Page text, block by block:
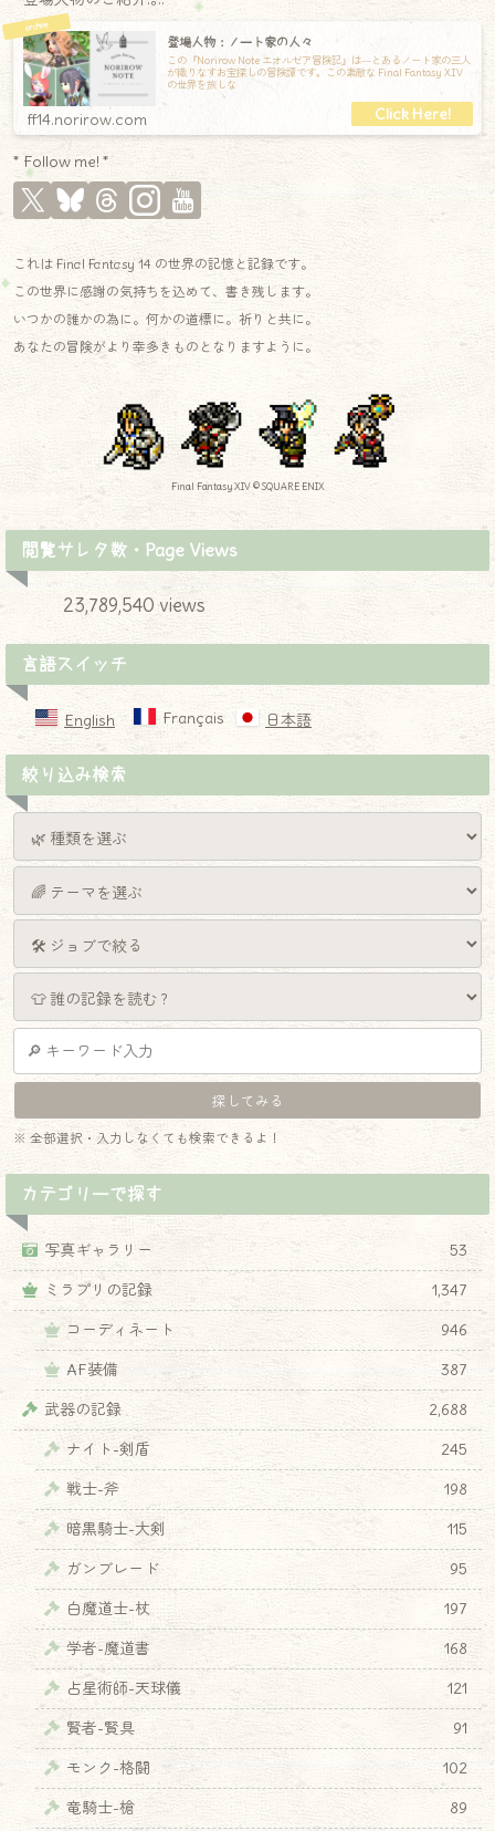
登場人物：ノート家の人々
この『Norirow Note エオルゼア冒険記』は―とあるノート家の三人
が織りなすお宝探しの冒険譚です。この素敵な Final Fantasy XIV
の世界を旅しな
ff14.norirow.com
* Follow me! *
これは Final Fantasy 14 の世界の記憶と記録です。
この世界に感謝の気持ちを込めて、書き残します。
いつかの誰かの為に。何かの道標に。祈りと共に。
あなたの冒険がより幸多きものとなりますように。
Final Fantasy XIV © SQUARE ENIX
閲覧サレタ数・Page Views
23,789,540 views
言語スイッチ
English Français 日本語
絞り込み検索
※ 全部選択・入力しなくても検索できるよ！
カテゴリーで探す
写真ギャラリー
53
ミラプリの記録
1,347
コーディネート
946
AF装備
387
武器の記録
2,688
ナイト-剣盾
245
戦士-斧
198
暗黒騎士-大剣
115
ガンブレード
95
白魔道士-杖
197
学者-魔道書
168
占星術師-天球儀
121
賢者-賢具
91
モンク-格闘
102
竜騎士-槍
89